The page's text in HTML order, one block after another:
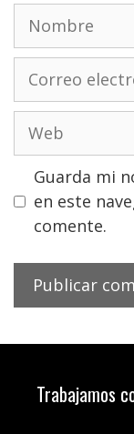
Nombre
electrónico
Guarda mi
en este
comente.
Trabajamos